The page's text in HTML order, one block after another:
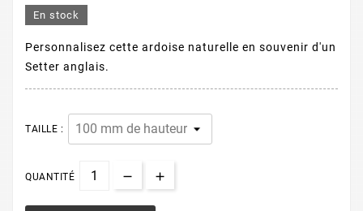
En stock
Personnalisez cette ardoise naturelle en souvenir d'un
Setter anglais.
TAILLE :
QUANTITÉ